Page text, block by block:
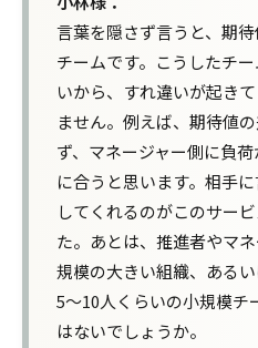
言葉を隠さず言うと、期
チームです。こうしたチ
いから、すれ違いが起き
ません。例えば、期待値
ず、マネージャー側に負
に合うと思います。 相手
してくれるのがこのサー
た。あとは、推進者やマ
規模の大きい組織、ある
5〜10人くらいの小規模チ
はないでしょうか。